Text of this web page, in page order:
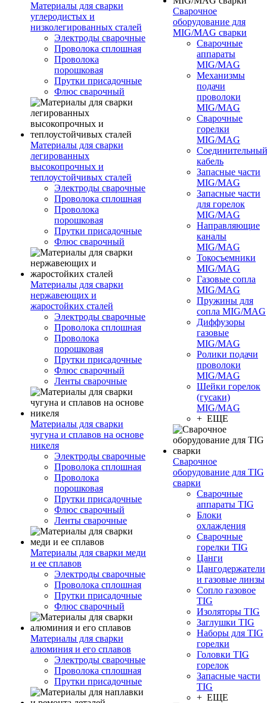
Материалы для сварки
углеродистых и
низколегированных сталей
Электроды сварочные
Проволока сплошная
Проволока
порошковая
Прутки присадочные
Флюс сварочный
Материалы для сварки
легированных
высокопрочных и
теплоустойчивых сталей
Электроды сварочные
Проволока сплошная
Проволока
порошковая
Прутки присадочные
Флюс сварочный
Материалы для сварки
нержавеющих и
жаростойких сталей
Электроды сварочные
Проволока сплошная
Проволока
порошковая
Прутки присадочные
Флюс сварочный
Ленты сварочные
Материалы для сварки
чугуна и сплавов на основе
никеля
Электроды сварочные
Проволока сплошная
Проволока
порошковая
Прутки присадочные
Флюс сварочный
Ленты сварочные
Материалы для сварки меди
и ее сплавов
Электроды сварочные
Проволока сплошная
Прутки присадочные
Флюс сварочный
Материалы для сварки
алюминия и его сплавов
Электроды сварочные
Проволока сплошная
Прутки присадочные
Сварочное
оборудование для
MIG/MAG сварки
Сварочные
аппараты
MIG/MAG
Механизмы
подачи
проволоки
MIG/MAG
Сварочные
горелки
MIG/MAG
Соединительный
кабель
Запасные части
MIG/MAG
Запасные части
для горелок
MIG/MAG
Направляющие
каналы
MIG/MAG
Токосъемники
MIG/MAG
Газовые сопла
MIG/MAG
Пружины для
сопла MIG/MAG
Диффузоры
газовые
MIG/MAG
Ролики подачи
проволоки
MIG/MAG
Шейки горелок
(гусаки)
MIG/MAG
+ ЕЩЕ
Сварочное
оборудование для TIG
сварки
Сварочные
аппараты TIG
Блоки
охлаждения
Сварочные
горелки TIG
Цанги
Цангодержатели
и газовые линзы
Сопло газовое
TIG
Изоляторы TIG
Заглушки TIG
Наборы для TIG
горелки
Головки TIG
горелок
Запасные части
TIG
+ ЕЩЕ